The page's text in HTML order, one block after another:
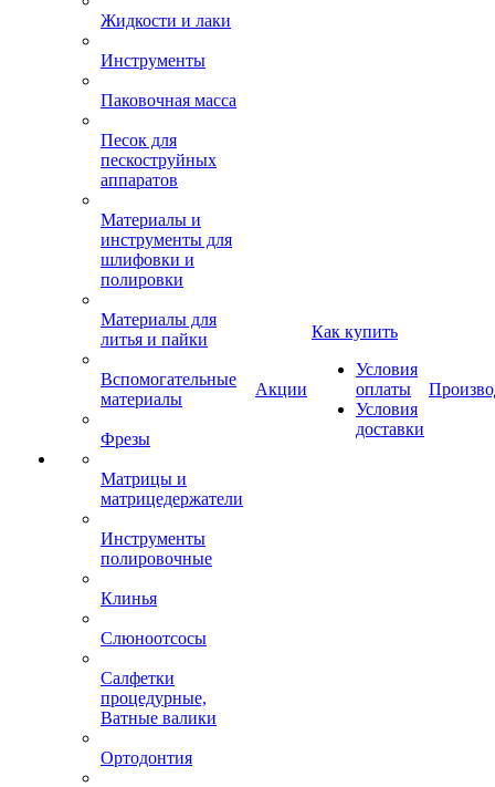
Жидкости и лаки
Инструменты
Паковочная масса
Песок для
пескоструйных
аппаратов
Материалы и
инструменты для
шлифовки и
полировки
Материалы для
литья и пайки
Вспомогательные
материалы
Фрезы
Матрицы и
матрицедержатели
Инструменты
полировочные
Клинья
Слюноотсосы
Салфетки
процедурные,
Ватные валики
Ортодонтия
Акции
Как купить
Условия
оплаты
Условия
доставки